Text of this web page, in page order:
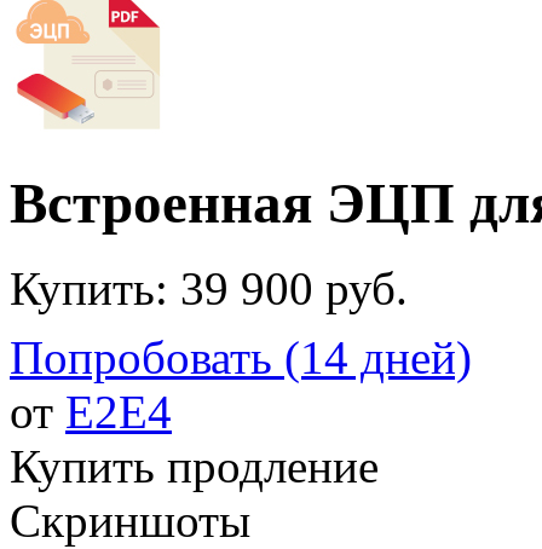
Встроенная ЭЦП
Купить: 39 900 руб.
Попробовать (14 дней)
от E2E4
Купить продление
Скриншоты